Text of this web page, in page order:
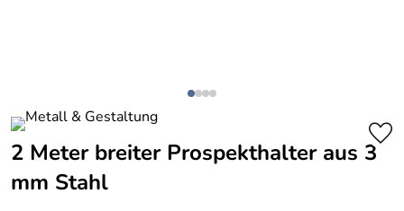
2 Meter breiter Prospekthalter aus 3
mm Stahl